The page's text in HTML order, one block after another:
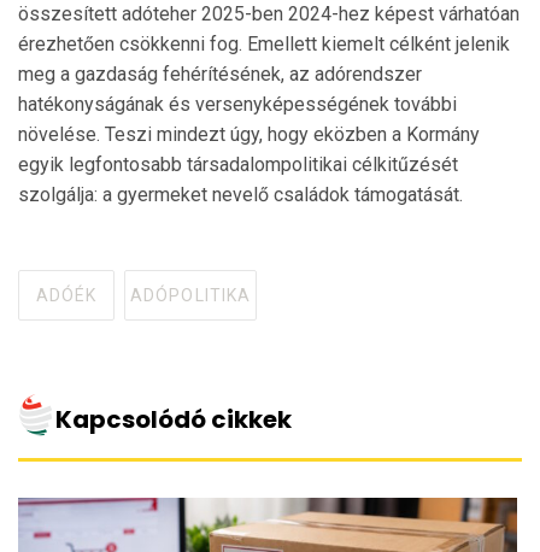
összesített adóteher 2025-ben 2024-hez képest várhatóan
érezhetően csökkenni fog. Emellett kiemelt célként jelenik
meg a gazdaság fehérítésének, az adórendszer
hatékonyságának és versenyképességének további
növelése. Teszi mindezt úgy, hogy eközben a Kormány
egyik legfontosabb társadalompolitikai célkitűzését
szolgálja: a gyermeket nevelő családok támogatását.
ADÓÉK ADÓPOLITIKA
Kapcsolódó cikkek